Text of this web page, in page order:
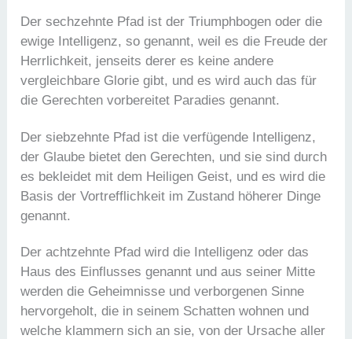
Der sechzehnte Pfad ist der Triumphbogen oder die
ewige Intelligenz, so genannt, weil es die Freude der
Herrlichkeit, jenseits derer es keine andere
vergleichbare Glorie gibt, und es wird auch das für
die Gerechten vorbereitet Paradies genannt.
Der siebzehnte Pfad ist die verfügende Intelligenz,
der Glaube bietet den Gerechten, und sie sind durch
es bekleidet mit dem Heiligen Geist, und es wird die
Basis der Vortrefflichkeit im Zustand höherer Dinge
genannt.
Der achtzehnte Pfad wird die Intelligenz oder das
Haus des Einflusses genannt und aus seiner Mitte
werden die Geheimnisse und verborgenen Sinne
hervorgeholt, die in seinem Schatten wohnen und
welche klammern sich an sie, von der Ursache aller